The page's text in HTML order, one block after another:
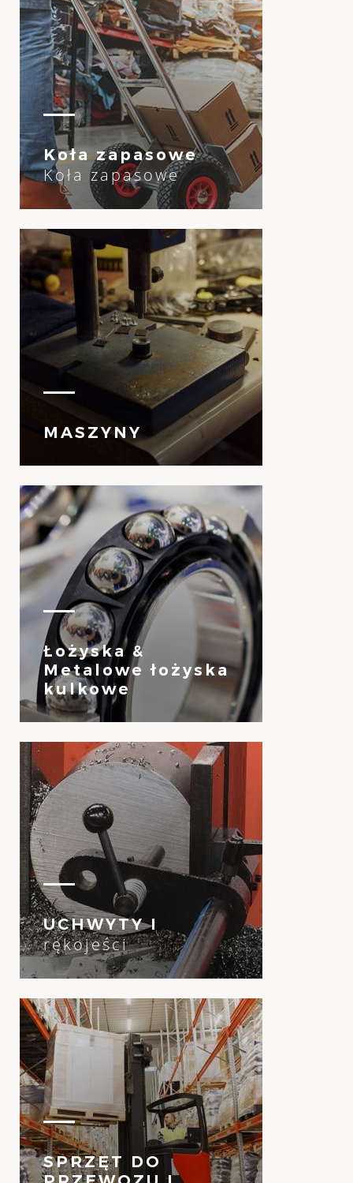
Koła zapasowe
Koła zapasowe
MASZYNY
Łożyska &
Metalowe łożyska
kulkowe
UCHWYTY I
rękojeści
SPRZĘT DO